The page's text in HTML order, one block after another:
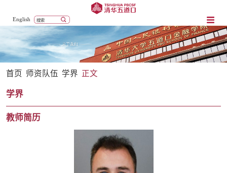
English
首页 师资队伍 学界 正文
学界
教师简历